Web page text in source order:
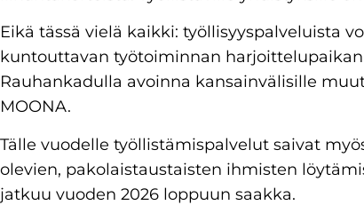
Eikä tässä vielä kaikki: työllisyyspalveluista
kuntouttavan työtoiminnan
Rauhankadulla avoinna kansainvälisille
MOONA.
Tälle vuodelle työllistämispalvelut saivat
olevien, pakolaistaustaisten ihmisten
jatkuu vuoden 2026 loppuun saakka.